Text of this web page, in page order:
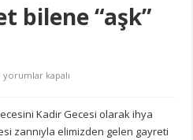
bilene “aşk”
“Kadir”
olsun!
için
yorumlar kapalı
Kadir Gecesi olarak ihya
zannıyla elimizden gelen gayreti